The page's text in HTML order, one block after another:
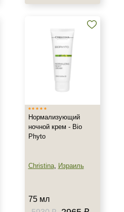
Нормализующий
ночной крем - Bio
Phyto
Christina, Израиль
75 мл